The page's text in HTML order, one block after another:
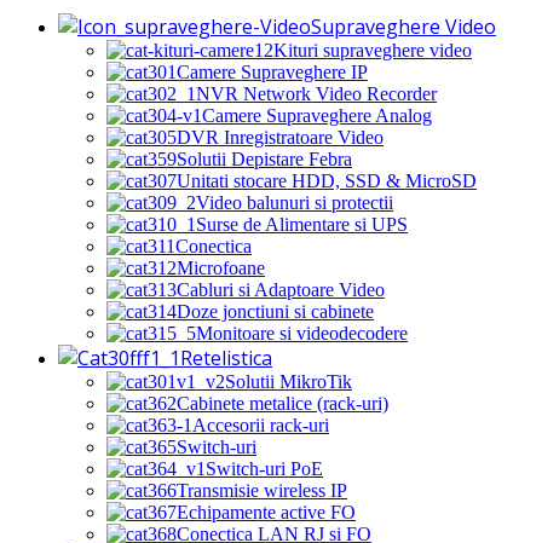
Supraveghere Video
Kituri supraveghere video
Camere Supraveghere IP
NVR Network Video Recorder
Camere Supraveghere Analog
DVR Inregistratoare Video
Solutii Depistare Febra
Unitati stocare HDD, SSD & MicroSD
Video balunuri si protectii
Surse de Alimentare si UPS
Conectica
Microfoane
Cabluri si Adaptoare Video
Doze jonctiuni si cabinete
Monitoare si videodecodere
Retelistica
Solutii MikroTik
Cabinete metalice (rack-uri)
Accesorii rack-uri
Switch-uri
Switch-uri PoE
Transmisie wireless IP
Echipamente active FO
Conectica LAN RJ si FO